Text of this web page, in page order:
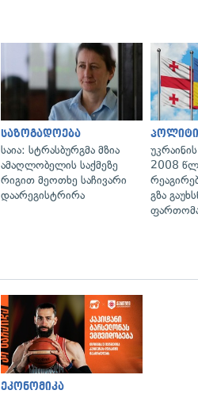
საზოგადოება
საია: სტრასბურგმა მზია
ამაღლობელის საქმეზე
რიგით მეოთხე საჩივარი
დაარეგისტრირა
2008
გზა
ეკონომიკა